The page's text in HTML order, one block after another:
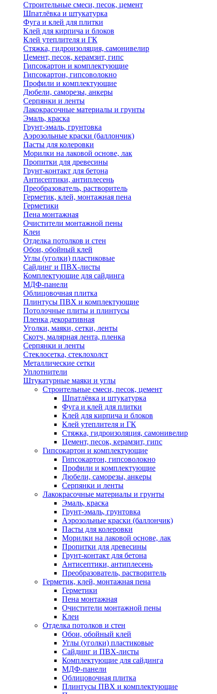
Строительные смеси, песок, цемент
Шпатлёвка и штукатурка
Фуга и клей для плитки
Клей для кирпича и блоков
Клей утеплителя и ГК
Стяжка, гидроизоляция, самонивелир
Цемент, песок, керамзит, гипс
Гипсокартон и комплектующие
Гипсокартон, гипсоволокно
Профили и комплектующие
Дюбели, саморезы, анкеры
Серпянки и ленты
Лакокрасочные материалы и грунты
Эмаль, краска
Грунт-эмаль, грунтовка
Аэрозольные краски (баллончик)
Пасты для колеровки
Морилки на лаковой основе, лак
Пропитки для древесины
Грунт-контакт для бетона
Антисептики, антиплесень
Преобразователь, растворитель
Герметик, клей, монтажная пена
Герметики
Пена монтажная
Очистители монтажной пены
Клеи
Отделка потолков и стен
Обои, обойный клей
Углы (уголки) пластиковые
Сайдинг и ПВХ-листы
Комплектующие для сайдинга
МДФ-панели
Облицовочная плитка
Плинтусы ПВХ и комплектующие
Потолочные плиты и плинтусы
Пленка декоративная
Уголки, маяки, сетки, ленты
Скотч, малярная лента, пленка
Серпянки и ленты
Стеклосетка, стеклохолст
Металлические сетки
Уплотнители
Штукатурные маяки и углы
Строительные смеси, песок, цемент
Шпатлёвка и штукатурка
Фуга и клей для плитки
Клей для кирпича и блоков
Клей утеплителя и ГК
Стяжка, гидроизоляция, самонивелир
Цемент, песок, керамзит, гипс
Гипсокартон и комплектующие
Гипсокартон, гипсоволокно
Профили и комплектующие
Дюбели, саморезы, анкеры
Серпянки и ленты
Лакокрасочные материалы и грунты
Эмаль, краска
Грунт-эмаль, грунтовка
Аэрозольные краски (баллончик)
Пасты для колеровки
Морилки на лаковой основе, лак
Пропитки для древесины
Грунт-контакт для бетона
Антисептики, антиплесень
Преобразователь, растворитель
Герметик, клей, монтажная пена
Герметики
Пена монтажная
Очистители монтажной пены
Клеи
Отделка потолков и стен
Обои, обойный клей
Углы (уголки) пластиковые
Сайдинг и ПВХ-листы
Комплектующие для сайдинга
МДФ-панели
Облицовочная плитка
Плинтусы ПВХ и комплектующие